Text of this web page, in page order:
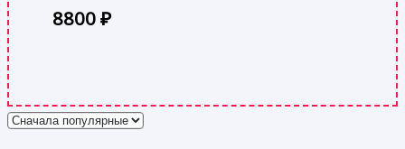
8800₽